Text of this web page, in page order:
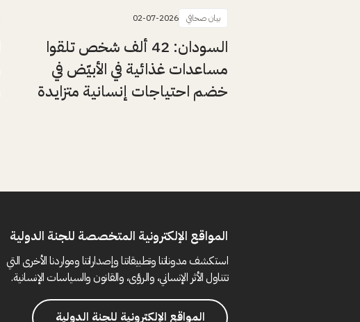
بيان صحافي 02-07-2026
السودان: 42 ألف شخص تلقوا
مساعدات غذائية في الأبيّض في
خضم احتياجات إنسانية متزايدة
المواقع الإلكترونية المتخصصة للجنة الدولية
استكشف مدوناتنا وتطبيقاتنا وإصداراتنا ومواردنا الأخرى التي
تتناول الأثر الإنساني، والرؤى، والقانون والسياسات الإنسانية.
المواقع الإلكترونية للجنة الدولية